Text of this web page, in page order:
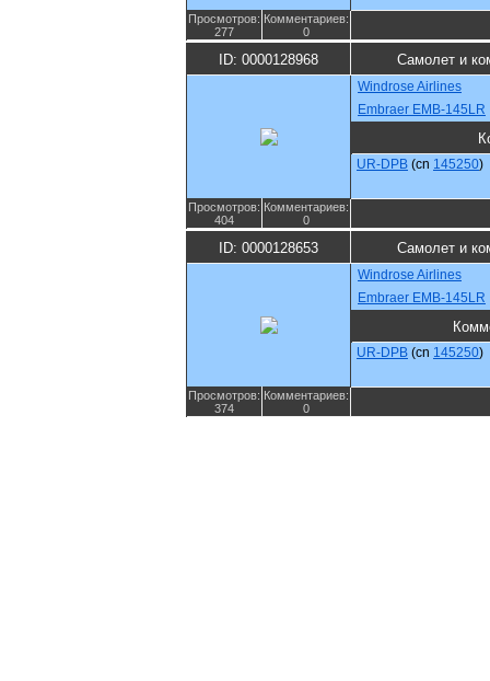
Просмотров:
277
Комментариев:
0
ID: 0000128968 Самолет и
Windrose Airlines
Embraer EMB-145LR
UR-DPB (cn 145250)
Просмотров:
404
Комментариев:
0
ID: 0000128653 Самолет и
Windrose Airlines
Embraer EMB-145LR
UR-DPB (cn 145250)
Просмотров:
374
Комментариев:
0